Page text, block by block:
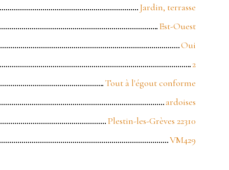
Jardin, terrasse
Est-Ouest
Oui
2
Tout à l'égout conforme
ardoises
Plestin-les-Grèves 22310
VM429